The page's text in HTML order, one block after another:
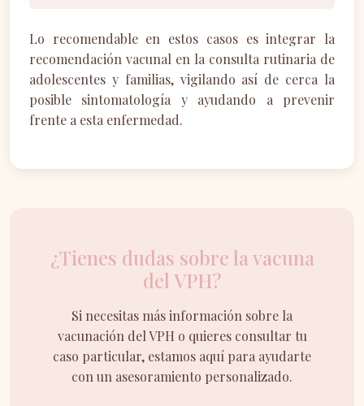
Lo recomendable en estos casos es integrar la
recomendación vacunal en la consulta rutinaria de
adolescentes y familias, vigilando así de cerca la
posible sintomatología y ayudando a prevenir
frente a esta enfermedad.
¿Tienes dudas sobre la vacuna
del VPH?
Si necesitas más información sobre la
vacunación del VPH o quieres consultar tu
caso particular, estamos aquí para ayudarte
con un asesoramiento personalizado.